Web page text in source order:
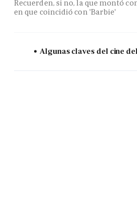
Recuerden, si no, la que montó
en que coincidió con 'Barbie'
Algunas claves del cine